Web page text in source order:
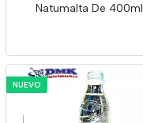
Natumalta De 400ml
NUEVO